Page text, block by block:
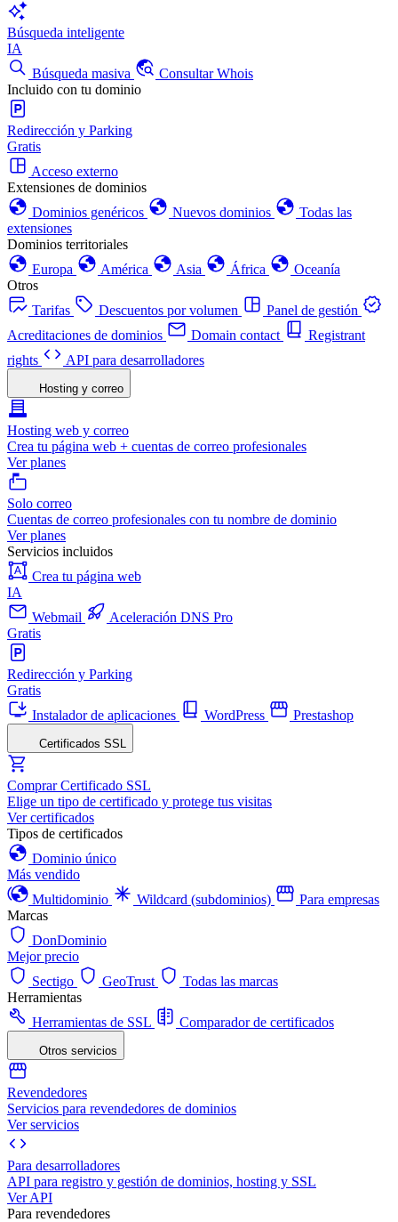
Búsqueda inteligente
IA
Búsqueda masiva
Consultar Whois
Incluido con tu dominio
Redirección y Parking
Gratis
Acceso externo
Extensiones de dominios
Dominios genéricos
Nuevos dominios
Todas las
extensiones
Dominios territoriales
Europa
América Asia África
Oceanía
Otros
Tarifas
Descuentos por volumen
Panel de gestión
Acreditaciones de dominios
Domain contact
Registrant
rights
API para desarrolladores
Hosting y correo
Hosting web y correo
Crea tu página web + cuentas de correo profesionales
Ver planes
Solo correo
Cuentas de correo profesionales con tu nombre de dominio
Ver planes
Servicios incluidos
Crea tu página web
IA
Webmail
Aceleración DNS Pro
Gratis
Redirección y Parking
Gratis
Instalador de aplicaciones
WordPress Prestashop
Certificados SSL
Comprar Certificado SSL
Elige un tipo de certificado y protege tus visitas
Ver certificados
Tipos de certificados
Dominio único
Más vendido
Multidominio
Wildcard (subdominios)
Para empresas
Marcas
DonDominio
Mejor precio
Sectigo
GeoTrust
Todas las marcas
Herramientas
Herramientas de SSL
Comparador de certificados
Otros servicios
Revendedores
Servicios para revendedores de dominios
Ver servicios
Para desarrolladores
API para registro y gestión de dominios, hosting y SSL
Ver API
Para revendedores